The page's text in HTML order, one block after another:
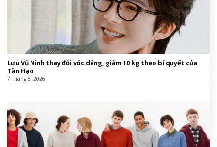
Lưu Vũ Ninh thay đổi vóc dáng, giảm 10 kg theo bí quyết của
Tần Hạo
7 Tháng 8, 2026